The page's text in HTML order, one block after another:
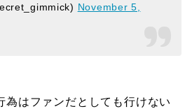
November 5,
為はファンだとしても行けない